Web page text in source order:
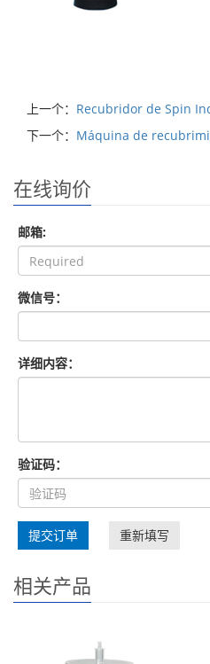
上一个： Recubridor de Spin
下一个： Máquina de
在线询价
邮箱:
微信号：
详细内容：
验证码：
提交订单 重新填写
相关产品